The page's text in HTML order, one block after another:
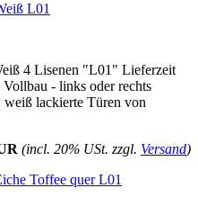
L01
4 Lisenen "L01" Lieferzeit
- links oder rechts
lackierte Türen von
(incl. 20% USt. zzgl. Versand)
Toffee quer L01